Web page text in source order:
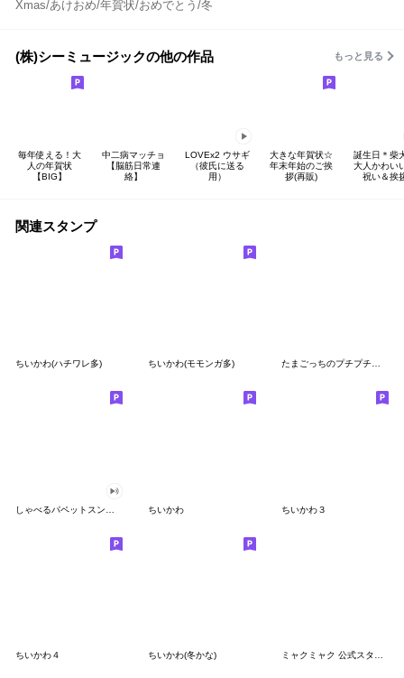
Xmas/あけおめ/年賀状/おめでとう/冬
(株)シーミュージックの他の作品 もっと見る
毎年使える！大
人の年賀状
【BIG】
中二病マッチョ
【脳筋日常連
絡】
LOVEx2 ウサギ
（彼氏に送る
用）
大きな年賀状☆
年末年始のご挨
拶(再販)
誕生日＊柴
大人かわい
祝い＆挨
関連スタンプ
ちいかわ(ハチワレ多) ちいかわ(モモンガ多) たまごっちのプチプチおみせっち
ちいかわ ちいかわ３
ちいかわ４ ちいかわ(冬かな)